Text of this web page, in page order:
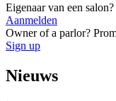
Eigenaar van een
Aanmelden
Owner of a parlor?
Sign up
Nieuws